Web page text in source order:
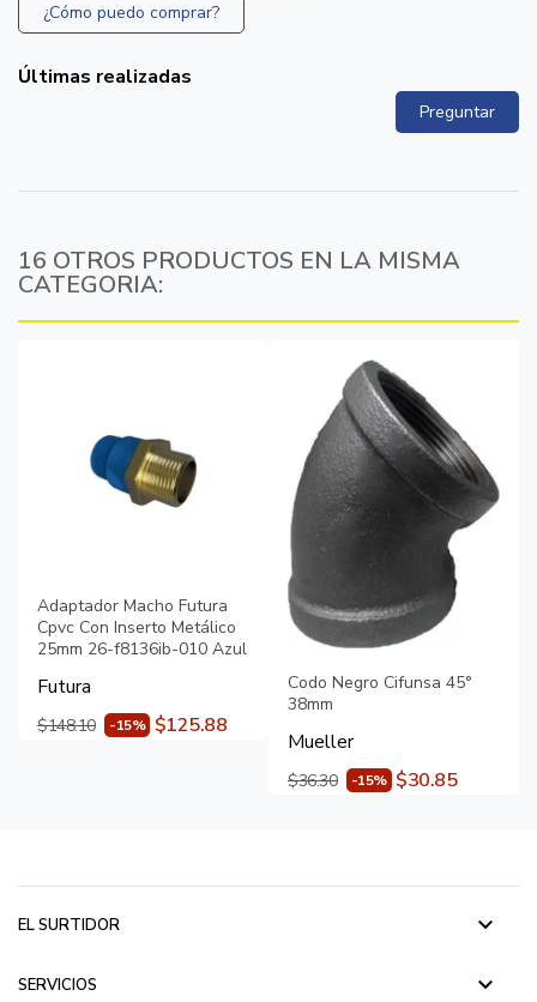
¿Cómo puedo comprar?
Últimas realizadas
Preguntar
16 OTROS PRODUCTOS EN LA MISMA
CATEGORIA:
Adaptador Macho Futura
Cpvc Con Inserto Metálico
25mm 26-f8136ib-010 Azul
Futura
$148.10 -15% $125.88
Codo Negro Cifunsa 45°
38mm
Mueller
$36.30 -15% $30.85
EL SURTIDOR keyboard_arrow_down
SERVICIOS keyboard_arrow_down